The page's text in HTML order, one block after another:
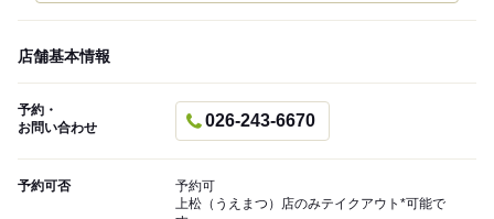
店舗基本情報
予約・
お問い合わせ
026-243-6670
予約可否
予約可
上松（うえまつ）店のみテイクアウト*可能で